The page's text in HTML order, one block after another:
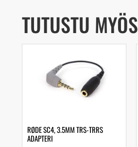
TUTUSTU MYÖS
RØDE SC4, 3.5MM TRS-TRRS
ADAPTERI